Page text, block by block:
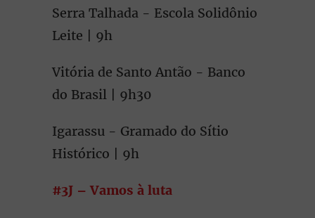
Serra Talhada - Escola Solidônio
Leite | 9h
Vitória de Santo Antão - Banco
do Brasil | 9h30
Igarassu - Gramado do Sítio
Histórico | 9h
#3J – Vamos à luta